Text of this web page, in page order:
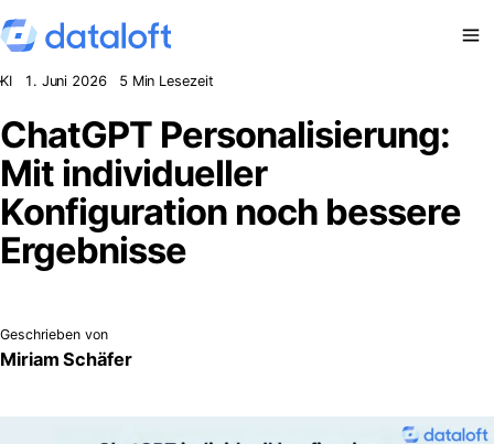
Zum Inhalt springen
KI 1. Juni 2026 5 Min Lesezeit
ChatGPT Personalisierung:
Mit individueller
Konfiguration noch bessere
Ergebnisse
Geschrieben von
Miriam Schäfer